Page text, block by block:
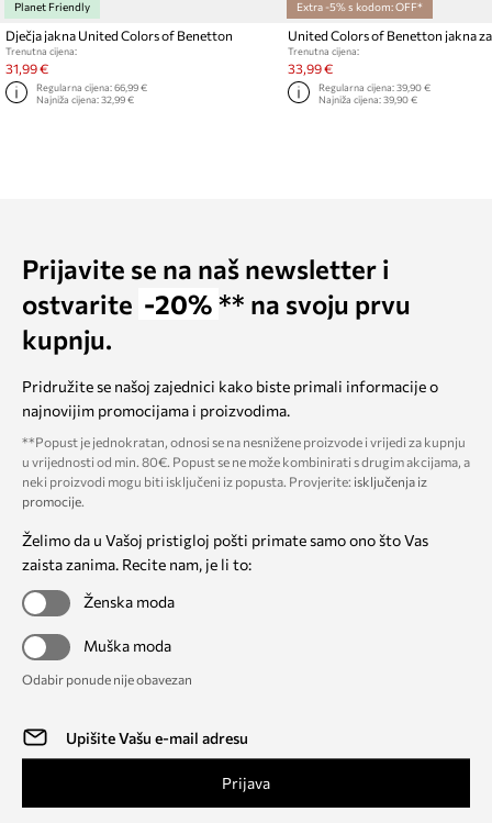
Planet Friendly
Dječja jakna United Colors of Benetton
Trenutna cijena:
31,99 €
Regularna cijena:66,99 €
Najniža cijena:32,99 €
Extra -5% s kodom: OFF*
United Colors of Benetton jakna
Trenutna cijena:
33,99 €
Regularna cijena:39,90 €
Najniža cijena:39,90 €
Prijavite se na naš newsletter i
ostvarite -20% ** na svoju prvu
kupnju.
Pridružite se našoj zajednici kako biste primali informacije o
najnovijim promocijama i proizvodima.
**Popust je jednokratan, odnosi se na nesnižene proizvode i vrijedi za kupnju
u vrijednosti od min. 80€. Popust se ne može kombinirati s drugim akcijama, a
neki proizvodi mogu biti isključeni iz popusta. Provjerite: isključenja iz
promocije.
Želimo da u Vašoj pristigloj pošti primate samo ono što Vas
zaista zanima. Recite nam, je li to:
Ženska moda
Muška moda
Odabir ponude nije obavezan
Prijava